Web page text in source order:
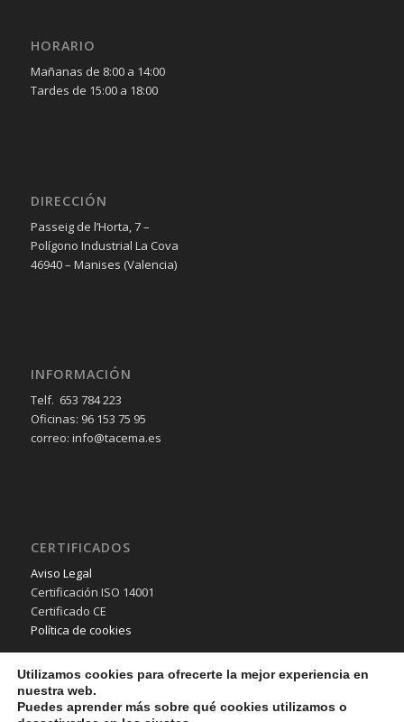
HORARIO
Mañanas de 8:00 a 14:00
Tardes de 15:00 a 18:00
DIRECCIÓN
Passeig de l’Horta, 7 –
Polígono Industrial La Cova
46940 – Manises (Valencia)
INFORMACIÓN
Telf. 653 784 223
Oficinas: 96 153 75 95
correo: info@tacema.es
CERTIFICADOS
Aviso Legal
Certificación ISO 14001
Certificado CE
Política de cookies
Utilizamos cookies para ofrecerte la mejor experiencia en
nuestra web.
Puedes aprender más sobre qué cookies utilizamos o